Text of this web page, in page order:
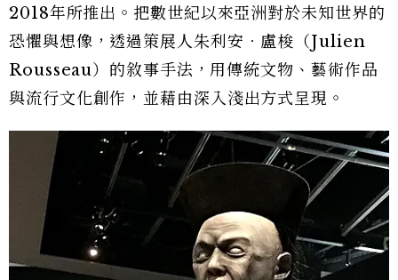
2018年所推出。把數世紀以來亞洲對於未知世界的
恐懼與想像，透過策展人朱利安．盧梭（Julien
Rousseau）的敘事手法，用傳統文物、藝術作品
與流行文化創作，並藉由深入淺出方式呈現。